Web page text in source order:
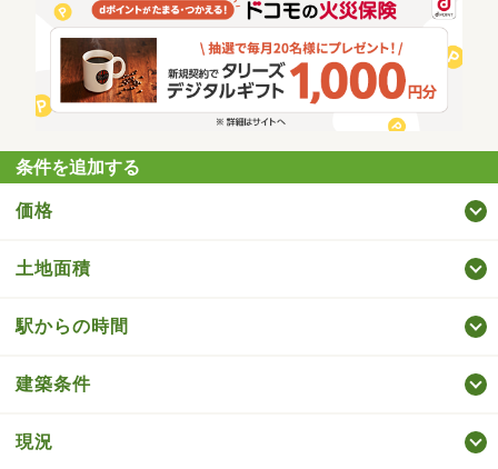
条件を追加する
価格
土地面積
駅からの時間
建築条件
現況